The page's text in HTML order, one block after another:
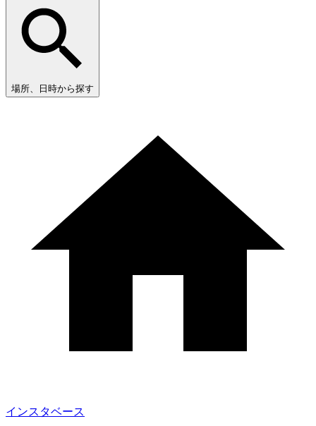
場所、日時から探す
インスタベース